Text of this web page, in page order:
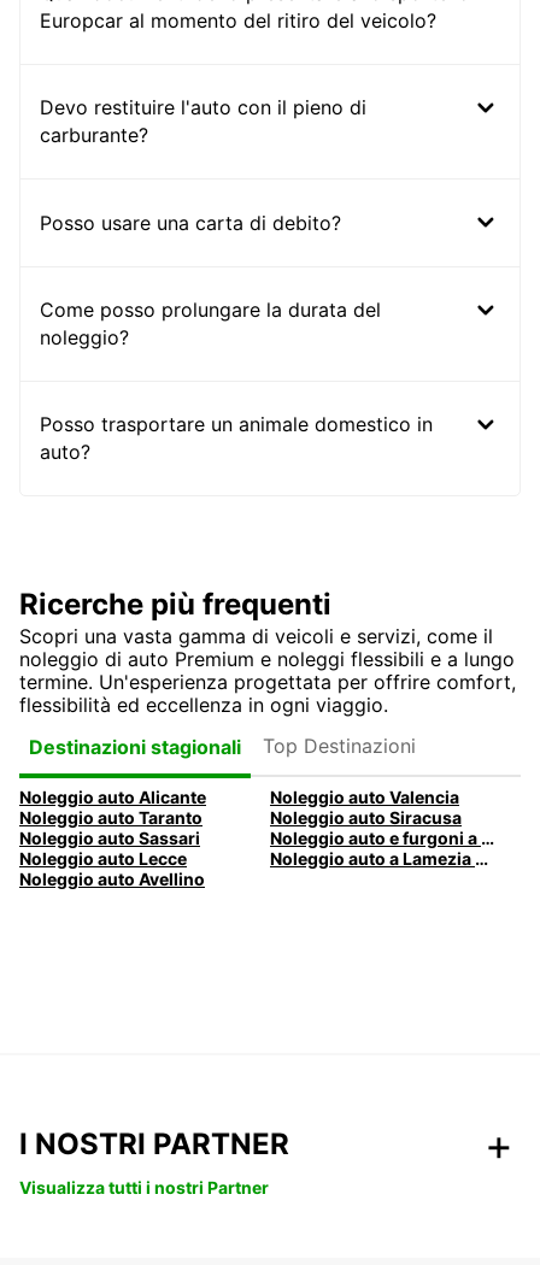
Europcar al momento del ritiro del veicolo?
Devo restituire l'auto con il pieno di
carburante?
Posso usare una carta di debito?
Come posso prolungare la durata del
noleggio?
Posso trasportare un animale domestico in
auto?
Ricerche più frequenti
Scopri una vasta gamma di veicoli e servizi, come il
noleggio di auto Premium e noleggi flessibili e a lungo
termine. Un'esperienza progettata per offrire comfort,
flessibilità ed eccellenza in ogni viaggio.
Destinazioni stagionali
Top Destinazioni
Noleggio auto Alicante
Noleggio auto Valencia
Noleggio auto Taranto
Noleggio auto Siracusa
Noleggio auto Sassari
Noleggio auto e furgoni a Pescara
Noleggio auto Lecce
Noleggio auto a Lamezia Terme, Italia
Noleggio auto Avellino
I NOSTRI PARTNER
Visualizza tutti i nostri Partner